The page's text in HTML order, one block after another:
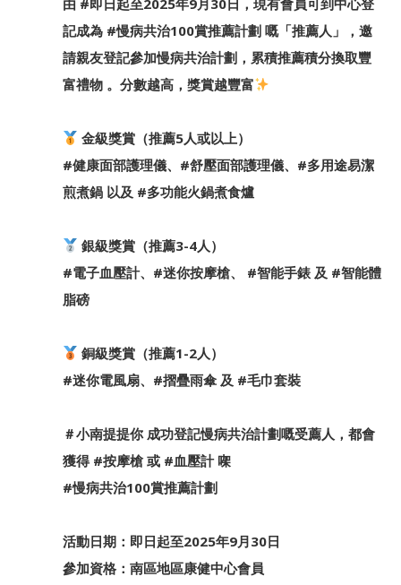
由 #即日起至2025年9月30日 ，現有會員可到中心登
記成為 #慢病共治100賞推薦計劃 嘅「推薦人」，邀
請親友登記參加慢病共治計劃，累積推薦積分換取豐
富禮物 。分數越高，獎賞越豐富
金級獎賞（推薦5人或以上）
#健康面部護理儀、 #舒壓面部護理儀、 #多用途易潔
煎煮鍋 以及 #多功能火鍋煮食爐
銀級獎賞（推薦3-4人）
#電子血壓計、 #迷你按摩槍、 #智能手錶 及 #智能體
脂磅
銅級獎賞（推薦1-2人）
#迷你電風扇、 #摺疊雨傘 及 #毛巾套裝
＃小南提提你成功登記慢病共治計劃嘅受薦人，都會
獲得 #按摩槍或 #血壓計㗎
#慢病共治100賞推薦計劃
活動日期：即日起至2025年9月30日
參加資格：南區地區康健中心會員